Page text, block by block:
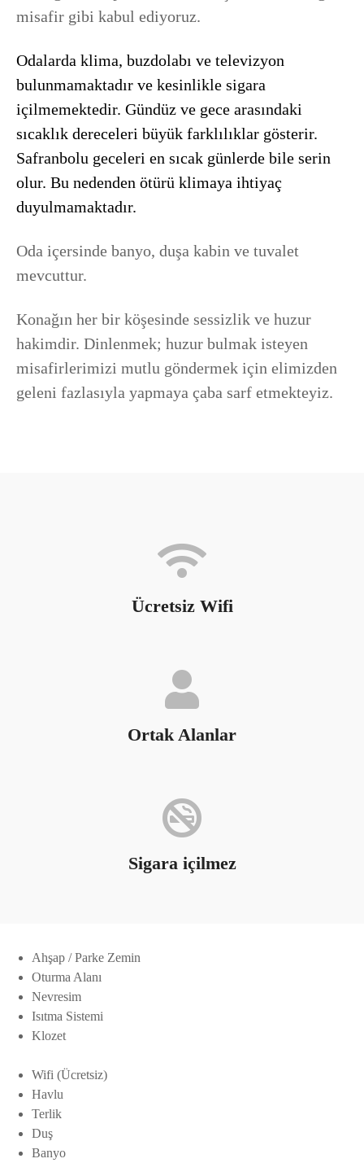
misafir gibi kabul ediyoruz.
Odalarda klima, buzdolabı ve televizyon
bulunmamaktadır ve kesinlikle sigara
içilmemektedir. Gündüz ve gece arasındaki
sıcaklık dereceleri büyük farklılıklar gösterir.
Safranbolu geceleri en sıcak günlerde bile serin
olur. Bu nedenden ötürü klimaya ihtiyaç
duyulmamaktadır.
Oda içersinde banyo, duşa kabin ve tuvalet
mevcuttur.
Konağın her bir köşesinde sessizlik ve huzur
hakimdir. Dinlenmek; huzur bulmak isteyen
misafirlerimizi mutlu göndermek için elimizden
geleni fazlasıyla yapmaya çaba sarf etmekteyiz.
Ücretsiz Wifi
Ortak Alanlar
Sigara içilmez
Ahşap / Parke Zemin
Oturma Alanı
Nevresim
Isıtma Sistemi
Klozet
Wifi (Ücretsiz)
Havlu
Terlik
Duş
Banyo